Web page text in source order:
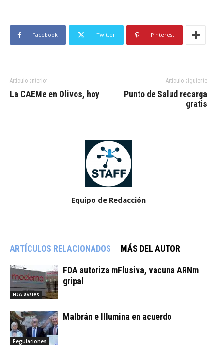
Facebook Twitter Pinterest
Artículo anterior
La CAEMe en Olivos, hoy
Artículo siguiente
Punto de Salud recarga
gratis
Equipo de Redacción
ARTÍCULOS RELACIONADOS MÁS DEL AUTOR
FDA avales
FDA autoriza mFlusiva, vacuna ARNm
gripal
Regulaciones
Malbrán e Illumina en acuerdo